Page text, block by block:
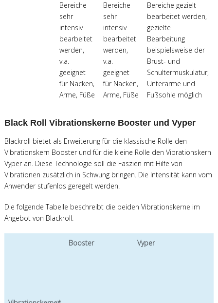
Bereiche
sehr
intensiv
bearbeitet
werden,
v.a.
geeignet
für Nacken,
Arme, Füße
Bereiche
sehr
intensiv
bearbeitet
werden,
v.a.
geeignet
für Nacken,
Arme, Füße
Bereiche gezielt
bearbeitet werden,
gezielte
Bearbeitung
beispielsweise der
Brust- und
Schultermuskulatur,
Unterarme und
Fußsohle möglich
Black Roll Vibrationskerne Booster und Vyper
Blackroll bietet als Erweiterung für die klassische Rolle den
Vibrationskern Booster und für die kleine Rolle den Vibrationskern
Vyper an. Diese Technologie soll die Faszien mit Hilfe von
Vibrationen zusätzlich in Schwung bringen. Die Intensität kann vom
Anwender stufenlos geregelt werden.
Die folgende Tabelle beschreibt die beiden Vibrationskerne im
Angebot von Blackroll.
Booster Vyper